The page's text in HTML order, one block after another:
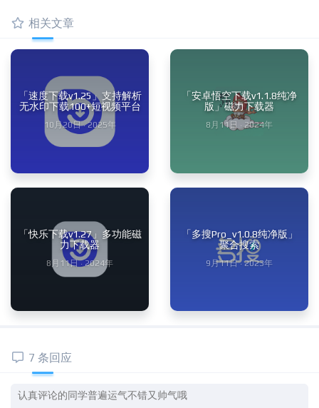
相关文章
「速度下载v1.25」支持解析
无水印下载100+短视频平台
10月20日 · 2025年
「安卓悟空下载v1.1.8纯净
版」磁力下载器
8月11日 · 2024年
「快乐下载v1.27」多功能磁
力下载器
8月11日 · 2024年
「多搜Pro_v1.0.8纯净版」
聚合搜索
9月11日 · 2023年
7 条回应